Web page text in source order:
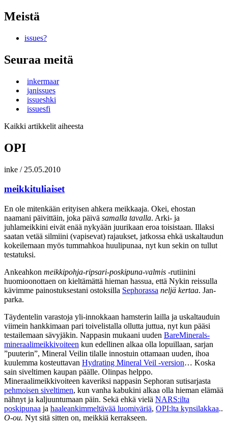
Meistä
issues?
Seuraa meitä
inkermaar
janissues
issueshki
issuesfi
Kaikki artikkelit aiheesta
OPI
inke / 25.05.2010
meikkituliaiset
En ole mitenkään erityisen ahkera meikkaaja. Okei, ehostan
naamani päivittäin, joka päivä samalla tavalla. Arki- ja
juhlameikkini eivät enää nykyään juurikaan eroa toisistaan. Illaksi
saatan vetää silmiini (vapisevat) rajaukset, jatkossa ehkä uskaltaudun
kokeilemaan myös tummahkoa huulipunaa, nyt kun sekin on tullut
testatuksi.
Ankeahkon meikkipohja-ripsari-poskipuna-valmis -rutiinini
huomioonottaen on kieltämättä hieman hassua, että Nykin reissulla
kävimme painostuksestani ostoksilla Sephorassa neljä kertaa. Jan-
parka.
Täydentelin varastoja yli-innokkaan hamsterin lailla ja uskaltauduin
viimein hankkimaan pari toivelistalla ollutta juttua, nyt kun pääsi
testailemaan sävyjäkin. Nappasin mukaani uuden BareMinerals-
mineraalimeikkivoiteen kun edellinen alkaa olla lopuillaan, sarjan
”puuterin”, Mineral Veilin tilalle innostuin ottamaan uuden, ihoa
kuulemma kosteuttavan Hydrating Mineral Veil -version… Koska
sain siveltimen kaupan päälle. Olinpas helppo.
Mineraalimeikkivoiteen kaveriksi nappasin Sephoran sutisarjasta
pehmoisen siveltimen, kun vanha kabukini alkaa olla hieman elämää
nähnyt ja kaljuuntumaan päin. Sekä ehkä vielä NARS:ilta
poskipunaa ja haaleankimmeltävää luomiväriä, OPI:lta kynsilakkaa..
O-ou. Nyt sitä sitten on, meikkiä kerrakseen.